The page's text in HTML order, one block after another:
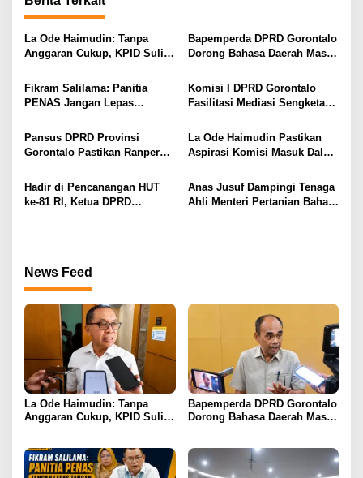
a
s
p
o
s
La Ode Haimudin: Tanpa
Anggaran Cukup, KPID Sulit
Bapemperda DPRD Gorontalo
Dorong Bahasa Daerah Masuk
Fikram Salilama: Panitia
PENAS Jangan Lepas
Pansus
Komisi I DPRD Gorontalo
Fasilitasi Mediasi Sengketa
Pansus DPRD Provinsi
Gorontalo Pastikan Ranperda
Masyarakat Kecil
La Ode Haimudin Pastikan
Aspirasi Komisi Masuk Dalam
Perubahan
Hadir di Pencanangan HUT
ke-81 RI, Ketua DPRD
Anas Jusuf Dampingi Tenaga
Ahli Menteri Pertanian Bahas
News Feed
La Ode Haimudin: Tanpa
Anggaran Cukup, KPID Sulit
Bapemperda DPRD Gorontalo
Dorong Bahasa Daerah Masuk